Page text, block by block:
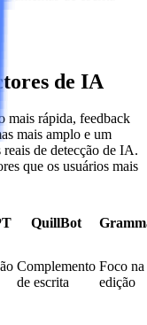
de IA
mais rápida, feedback
mais amplo e um
de detecção de IA.
que os usuários mais
QuillBot
Complemento
de escrita
Foco na
edição